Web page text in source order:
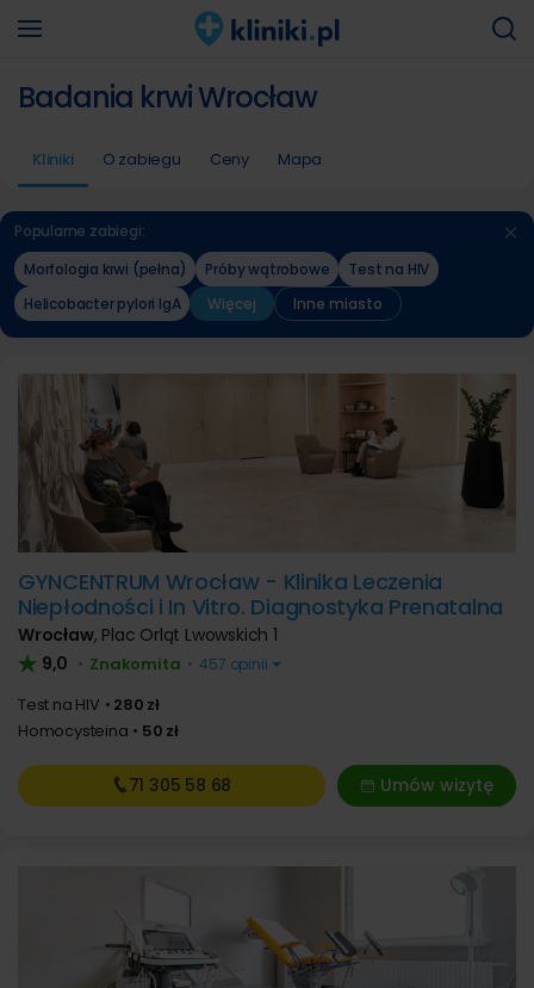
Badania krwi Wrocław
Kliniki O zabiegu Ceny Mapa
Popularne zabiegi:
Morfologia krwi (pełna)
Próby wątrobowe
Test na HIV
Helicobacter pylori IgA
Więcej Inne miasto
GYNCENTRUM Wrocław - Klinika Leczenia
Niepłodności i In Vitro. Diagnostyka Prenatalna
Wrocław, Plac Orląt Lwowskich 1
9,0 • Znakomita • 457 opinii
Test na HIV
280 zł
Homocysteina
50 zł
Umów wizytę
71 305 58 68